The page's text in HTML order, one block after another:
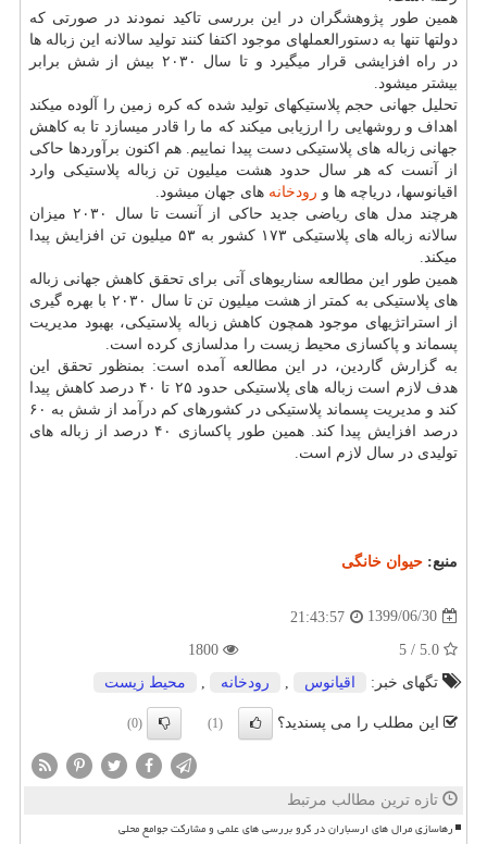
همین طور پژوهشگران در این بررسی تاکید نمودند در صورتی که
دولتها تنها به دستورالعملهای موجود اکتفا کنند تولید سالانه این زباله ها
در راه افزایشی قرار میگیرد و تا سال ۲۰۳۰ بیش از شش برابر
بیشتر میشود.
تحلیل جهانی حجم پلاستیکهای تولید شده که کره زمین را آلوده میکند
اهداف و روشهایی را ارزیابی میکند که ما را قادر میسازد تا به کاهش
جهانی زباله های پلاستیکی دست پیدا نماییم. هم اکنون برآوردها حاکی
از آنست که هر سال حدود هشت میلیون تن زباله پلاستیکی وارد
اقیانوسها، دریاچه ها و رودخانه های جهان میشود.
هرچند مدل های ریاضی جدید حاکی از آنست تا سال ۲۰۳۰ میزان
سالانه زباله های پلاستیکی ۱۷۳ کشور به ۵۳ میلیون تن افزایش پیدا
میکند.
همین طور این مطالعه سناریوهای آتی برای تحقق کاهش جهانی زباله
های پلاستیکی به کمتر از هشت میلیون تن تا سال ۲۰۳۰ با بهره گیری
از استراتژیهای موجود همچون کاهش زباله پلاستیکی، بهبود مدیریت
پسماند و پاکسازی محیط زیست را مدلسازی کرده است.
به گزارش گاردین، در این مطالعه آمده است: بمنظور تحقق این
هدف لازم است زباله های پلاستیکی حدود ۲۵ تا ۴۰ درصد کاهش پیدا
کند و مدیریت پسماند پلاستیکی در کشورهای کم درآمد از شش به ۶۰
درصد افزایش پیدا کند. همین طور پاکسازی ۴۰ درصد از زباله های
تولیدی در سال لازم است.
منبع: حیوان خانگی
1399/06/30
21:43:57
تگهای خبر:
اقیانوس رودخانه محیط زیست
این مطلب را می پسندید؟ (1)
(0)
تازه ترین مطالب مرتبط
رهاسازی مرال های ارسباران در گرو بررسی های علمی و مشارکت جوامع محلی